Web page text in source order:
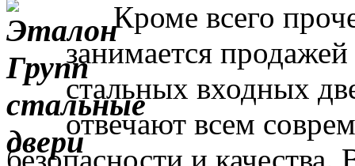
Кроме всего
занимается
стальных входных
отвечают всем